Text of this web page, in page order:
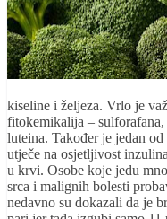
kiseline i željeza. Vrlo je
fitokemikalija –
luteina. Također je jedan
utječe na osjetljivost
u krvi. Osobe koje jedu
srca i malignih bolesti
nedavno su dokazali da je